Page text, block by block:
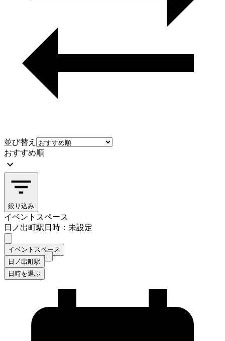
並び替え
おすすめ順
絞り込み
イベントスペース
日ノ出町駅日時：未設定
イベントスペース
日ノ出町駅
日時を選ぶ